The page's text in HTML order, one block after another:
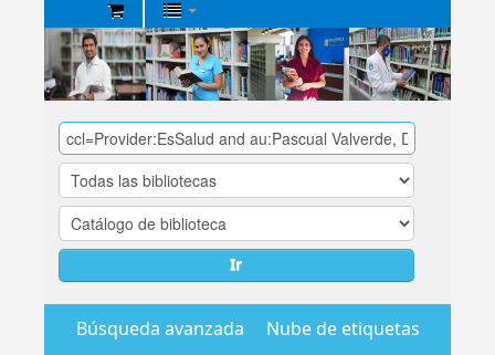
Biblioteca
Central
EsSalud
Ir
Búsqueda avanzada Nube de etiquetas